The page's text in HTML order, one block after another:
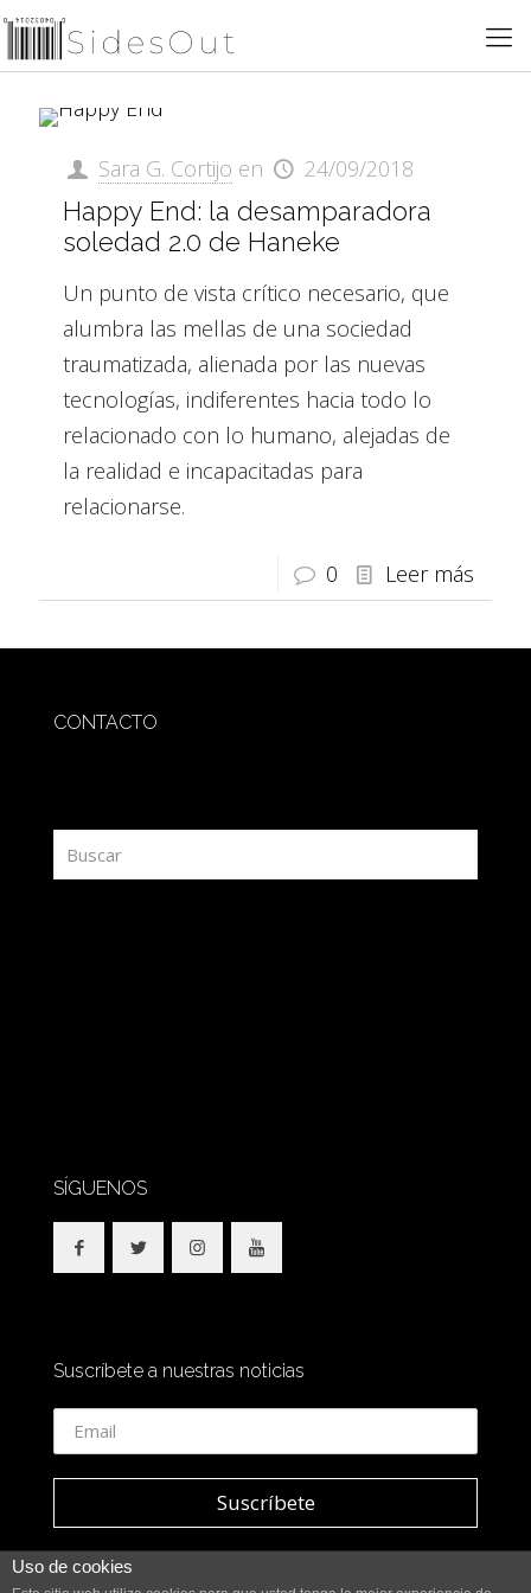
Sara G. Cortijo en 24/09/2018
Happy End: la desamparadora
soledad 2.0 de Haneke
Un punto de vista crítico necesario, que
alumbra las mellas de una sociedad
traumatizada, alienada por las nuevas
tecnologías, indiferentes hacia todo lo
relacionado con lo humano, alejadas de
la realidad e incapacitadas para
relacionarse.
0 Leer más
CONTACTO
SÍGUENOS
Suscríbete a nuestras noticias
Uso de cookies